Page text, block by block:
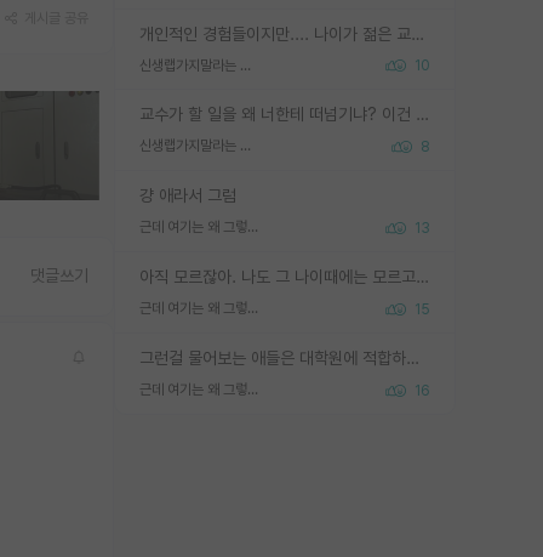
개인적인 경험들이지만.... 나이가 젊은 교수일수록 꼰대라는 가면을 쓴 채로 무례함을 행동하는 경우가 거의 90% 정도였음. 나이가 어린데 다른 또래들과 달리 명예, 권력, 재력까지 얻었으니 세상 다 가진 기분이겠지. 오히러 나이 든 교수들이 행동과 말을 더 조심하시더라.
신생랩가지말라는 이유가 있었구나 10
교수가 할 일을 왜 너한테 떠넘기냐? 이건 교수가 제대로 잘 알지 못하는 경우일텐데...
신생랩가지말라는 이유가 있었구나 8
걍 애라서 그럼
근데 여기는 왜 그렇게 SPK를 물어보는거임? 13
아직 모르잖아. 나도 그 나이때에는 모르고 평가 받고 안심하고 싶었어.
근데 여기는 왜 그렇게 SPK를 물어보는거임? 15
그런걸 물어보는 애들은 대학원에 적합하지 않다
근데 여기는 왜 그렇게 SPK를 물어보는거임? 16
댓글쓰기